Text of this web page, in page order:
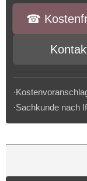
☎︎
·Sachkunde nach